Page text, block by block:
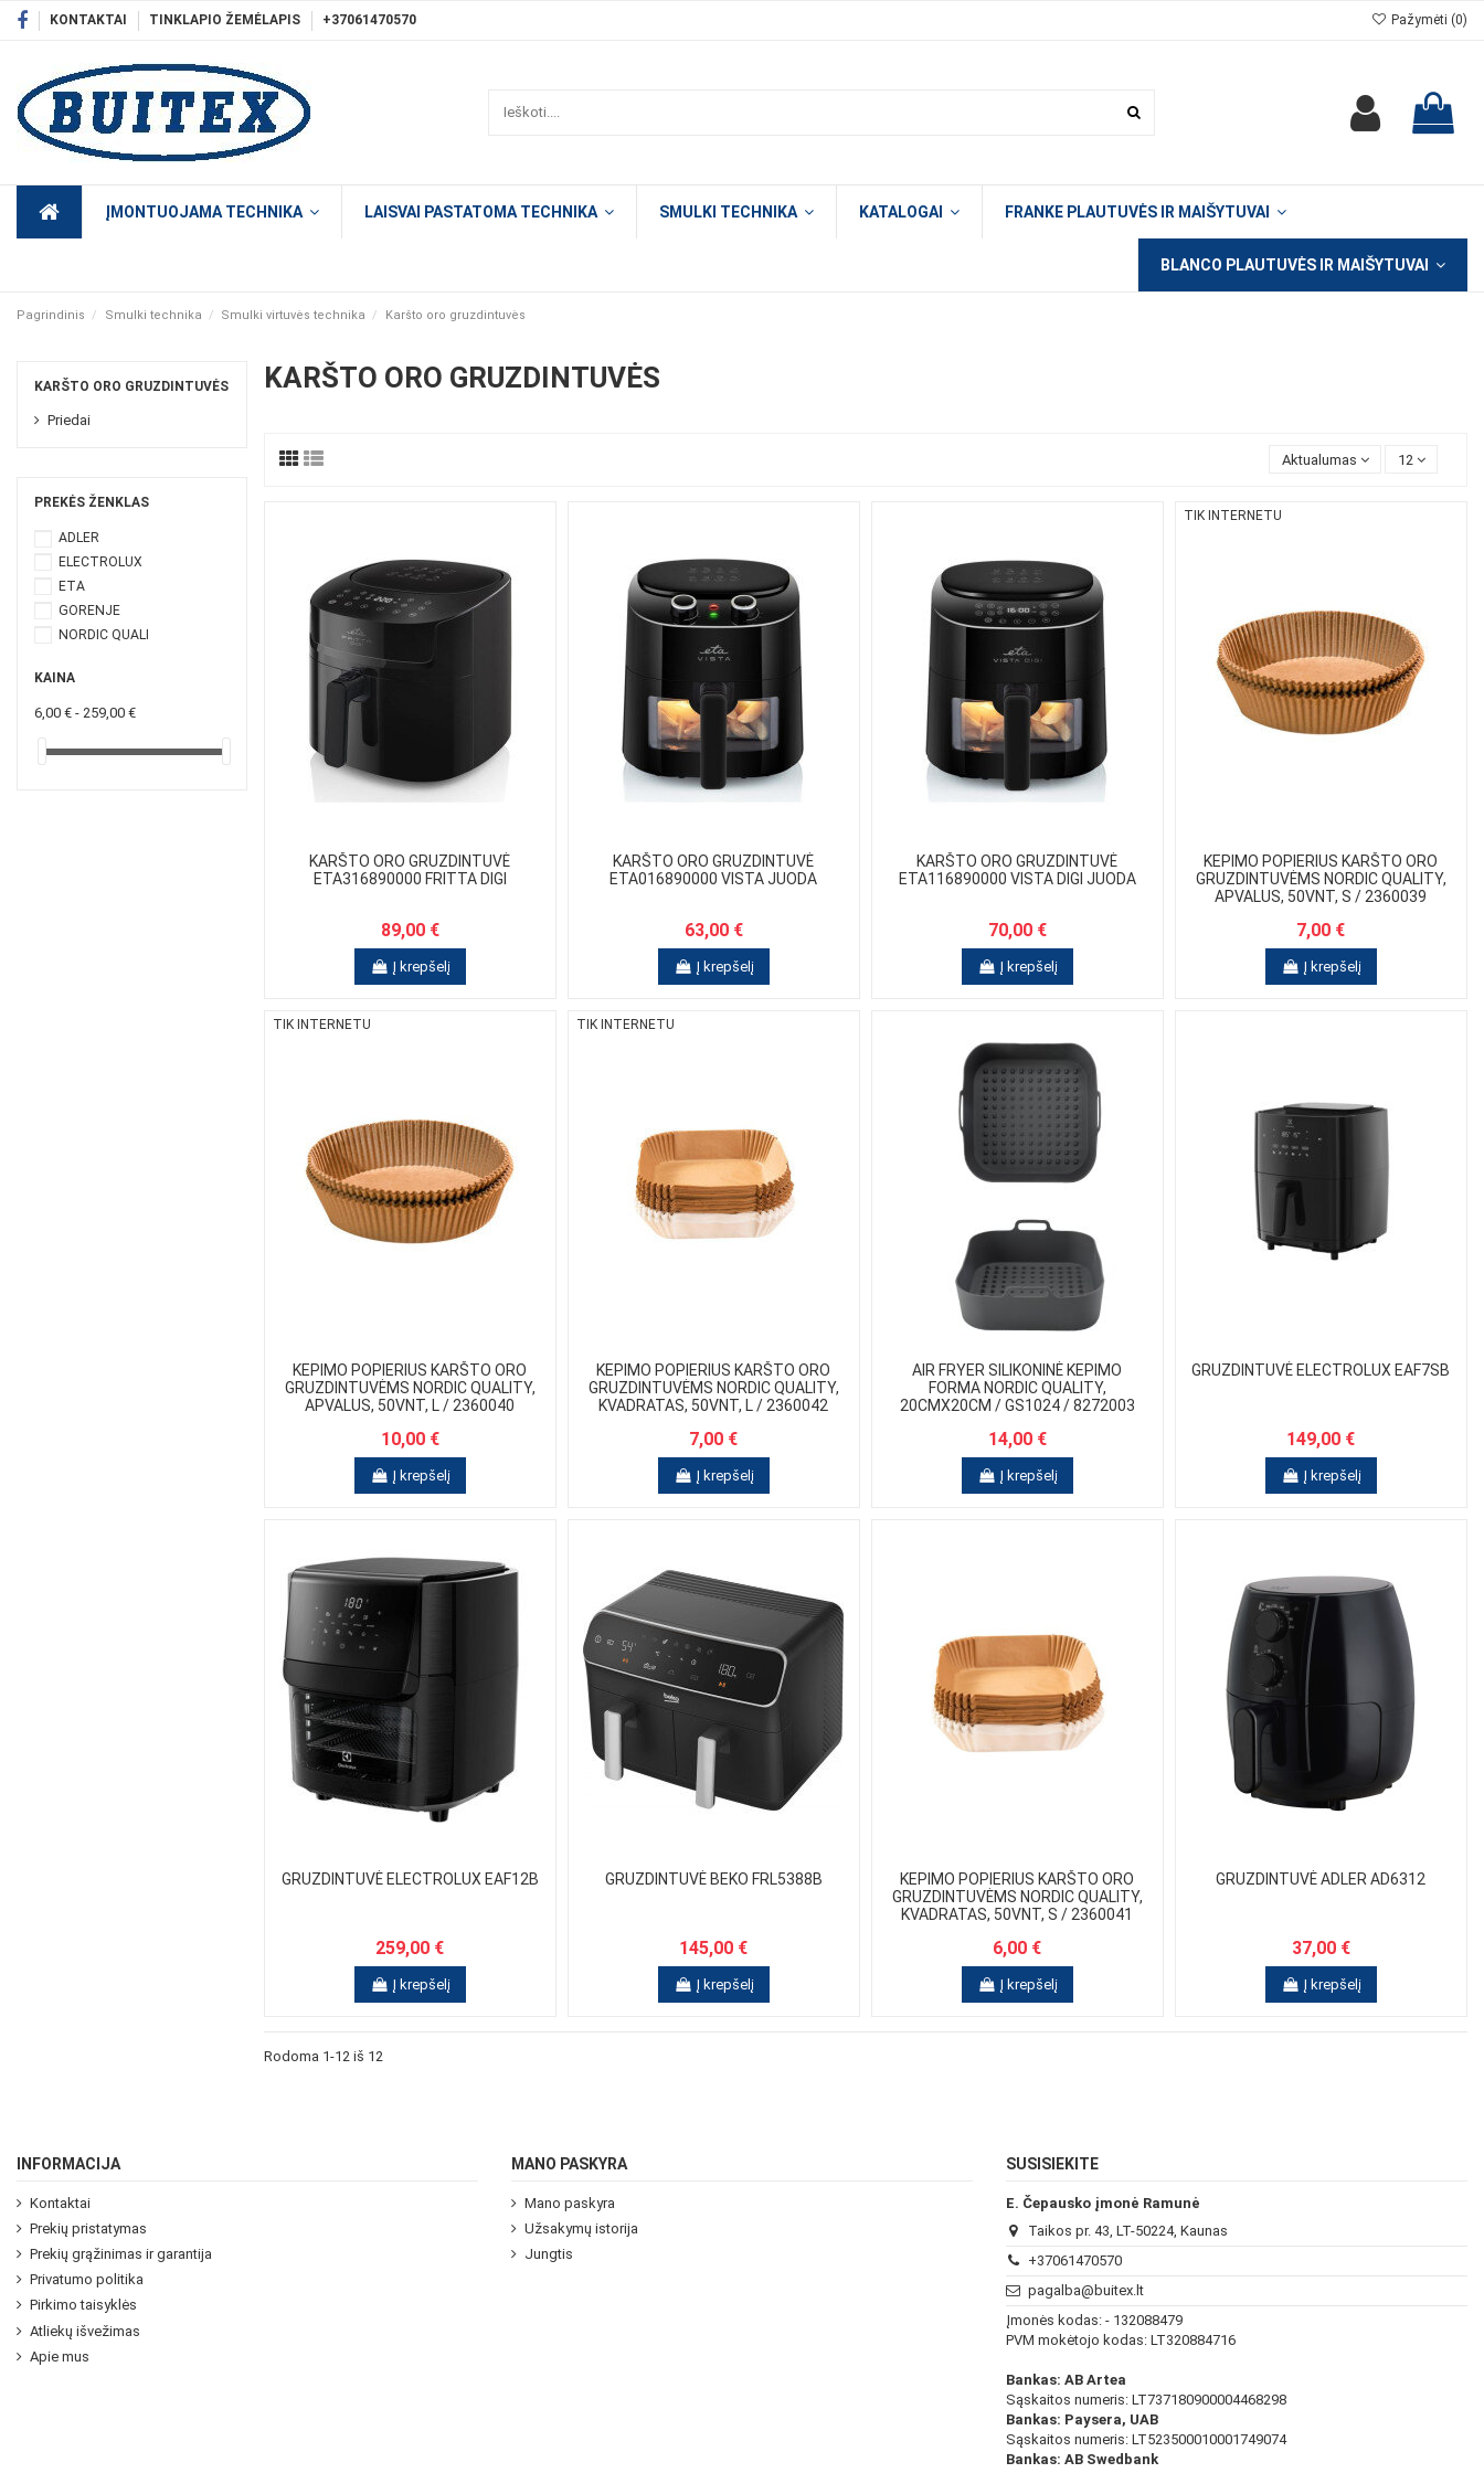
KONTAKTAI TINKLAPIO ŽEMĖLAPIS +37061470570 Pažymėti (0)
ĮMONTUOJAMA TECHNIKA LAISVAI PASTATOMA TECHNIKA SMULKI TECHNIKA KATALOGAI FRANKE PLAUTUVĖS IR MAIŠYTUVAI
BLANCO PLAUTUVĖS IR MAIŠYTUVAI
Pagrindinis Smulki technika Smulki virtuvės technika Karšto oro gruzdintuvės
KARŠTO ORO GRUZDINTUVĖS
Aktualumas 12
KARŠTO ORO GRUZDINTUVĖ
ETA316890000 FRITTA DIGI
89,00 €
Į krepšelį
KARŠTO ORO GRUZDINTUVĖ
ETA016890000 VISTA JUODA
63,00 €
Į krepšelį
KARŠTO ORO GRUZDINTUVĖ
ETA116890000 VISTA DIGI JUODA
70,00 €
Į krepšelį
TIK INTERNETU
KEPIMO POPIERIUS KARŠTO ORO
GRUZDINTUVĖMS NORDIC QUALITY,
APVALUS, 50VNT, S / 2360039
7,00 €
Į krepšelį
TIK INTERNETU
KEPIMO POPIERIUS KARŠTO ORO
GRUZDINTUVĖMS NORDIC QUALITY,
APVALUS, 50VNT, L / 2360040
10,00 €
Į krepšelį
TIK INTERNETU
KEPIMO POPIERIUS KARŠTO ORO
GRUZDINTUVĖMS NORDIC QUALITY,
KVADRATAS, 50VNT, L / 2360042
7,00 €
Į krepšelį
AIR FRYER SILIKONINĖ KEPIMO
FORMA NORDIC QUALITY,
20CMX20CM / GS1024 / 8272003
14,00 €
Į krepšelį
GRUZDINTUVĖ ELECTROLUX EAF7SB
149,00 €
Į krepšelį
GRUZDINTUVĖ ELECTROLUX EAF12B
259,00 €
Į krepšelį
GRUZDINTUVĖ BEKO FRL5388B
145,00 €
Į krepšelį
KEPIMO POPIERIUS KARŠTO ORO
GRUZDINTUVĖMS NORDIC QUALITY,
KVADRATAS, 50VNT, S / 2360041
6,00 €
Į krepšelį
GRUZDINTUVĖ ADLER AD6312
37,00 €
Į krepšelį
Rodoma 1-12 iš 12
KARŠTO ORO GRUZDINTUVĖS
Priedai
PREKĖS ŽENKLAS
ADLER
ELECTROLUX
ETA
GORENJE
NORDIC QUALI
KAINA
6,00 € - 259,00 €
INFORMACIJA
Kontaktai
Prekių pristatymas
Prekių grąžinimas ir garantija
Privatumo politika
Pirkimo taisyklės
Atliekų išvežimas
Apie mus
MANO PASKYRA
Mano paskyra
Užsakymų istorija
Jungtis
SUSISIEKITE
E. Čepausko įmonė Ramunė
Taikos pr. 43, LT-50224, Kaunas
+37061470570
pagalba@buitex.lt
Įmonės kodas: - 132088479
PVM mokėtojo kodas: LT320884716
Bankas: AB Artea
Sąskaitos numeris: LT737180900004468298
Bankas: Paysera, UAB
Sąskaitos numeris: LT523500010001749074
Bankas: AB Swedbank